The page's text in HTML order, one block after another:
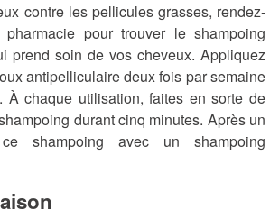
contre les pellicules grasses, rendez-
pour trouver le shampoing
prend soin de vos cheveux. Appliquez
antipelliculaire deux fois par semaine
À chaque utilisation, faites en sorte de
durant cinq minutes. Après un
shampoing avec un shampoing